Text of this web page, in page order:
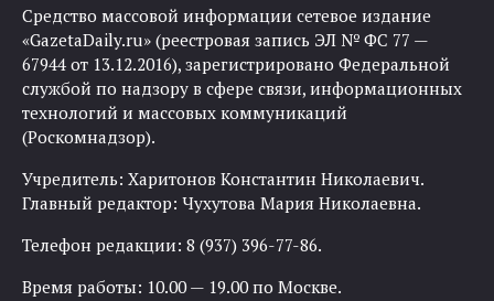
Средство массовой информации сетевое издание
«GazetaDaily.ru» (реестровая запись ЭЛ № ФС 77 —
67944 от 13.12.2016), зарегистрировано Федеральной
службой по надзору в сфере связи, информационных
технологий и массовых коммуникаций
(Роскомнадзор).
Учредитель: Харитонов Константин Николаевич.
Главный редактор: Чухутова Мария Николаевна.
Телефон редакции: 8 (937) 396-77-86.
Время работы: 10.00 — 19.00 по Москве.